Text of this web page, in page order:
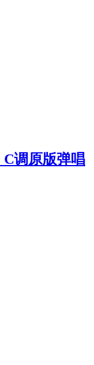
调原版弹唱